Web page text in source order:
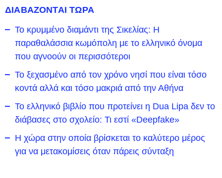
ΔΙΑΒΑΖΟΝΤΑΙ ΤΩΡΑ
Το κρυμμένο διαμάντι της Σικελίας: Η
παραθαλάσσια κωμόπολη με το ελληνικό όνομα
που αγνοούν οι περισσότεροι
To ξεχασμένο από τον χρόνο νησί που είναι τόσο
κοντά αλλά και τόσο μακριά από την Αθήνα
Το ελληνικό βιβλίο που προτείνει η Dua Lipa δεν το
διάβασες στο σχολείο: Τι εστί «Deepfake»
Η χώρα στην οποία βρίσκεται το καλύτερο μέρος
για να μετακομίσεις όταν πάρεις σύνταξη